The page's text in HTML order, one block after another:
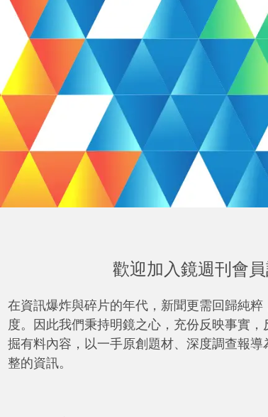
歡迎加入鏡週刊會
在資訊爆炸與碎片的年代，新聞更需回歸純
度。因此我們秉持明鏡之心，充份反映事實
掘有料內容，以一手原創題材、深度調查報
整的資訊。